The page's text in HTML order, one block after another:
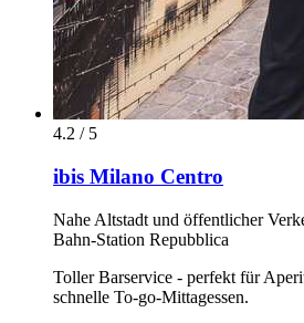
4.2 / 5
ibis Milano Centro
Nahe Altstadt und öffentlicher
Bahn-Station Repubblica
Toller Barservice - perfekt für
schnelle To-go-Mittagessen.